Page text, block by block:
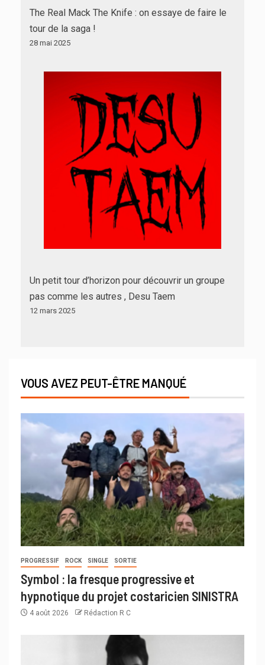
The Real Mack The Knife : on essaye de faire le
tour de la saga !
28 mai 2025
Un petit tour d’horizon pour découvrir un groupe
pas comme les autres , Desu Taem
12 mars 2025
VOUS AVEZ PEUT-ÊTRE MANQUÉ
PROGRESSIF ROCK SINGLE SORTIE
Symbol : la fresque progressive et
hypnotique du projet costaricien SINISTRA
4 août 2026 Rédaction R C